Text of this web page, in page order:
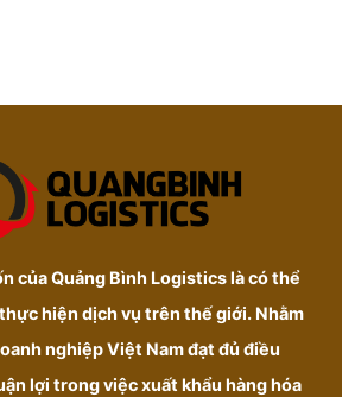
của Quảng Bình Logistics là có thể
hiện dịch vụ trên thế giới. Nhằm
nghiệp Việt Nam đạt đủ điều
lợi trong việc xuất khẩu hàng hóa